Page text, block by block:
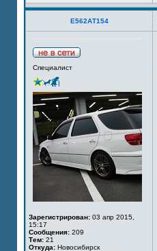
Е562АТ154
Специалист
Зарегистрирован: 03 апр 2015,
15:17
Сообщения: 209
Тем: 21
Откуда: Новосибирск